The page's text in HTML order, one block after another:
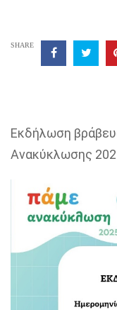
SHARE
Εκδήλωση
Ανακύκλωσης